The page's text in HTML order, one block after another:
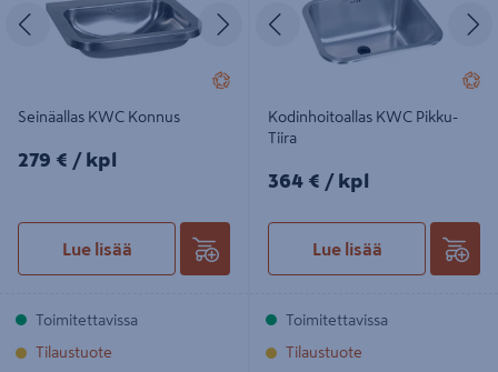
Edellinen Seuraava
Seinäallas KWC Konnus
279€/kpl
279 € / kpl
Lue lisää
Toimitettavissa
Tilaustuote
Edellinen
Kodinhoitoallas KWC Pikku-
Tiira
364€/kpl
364 € / kpl
Lue lisää
Toimitettavissa
Tilaustuote